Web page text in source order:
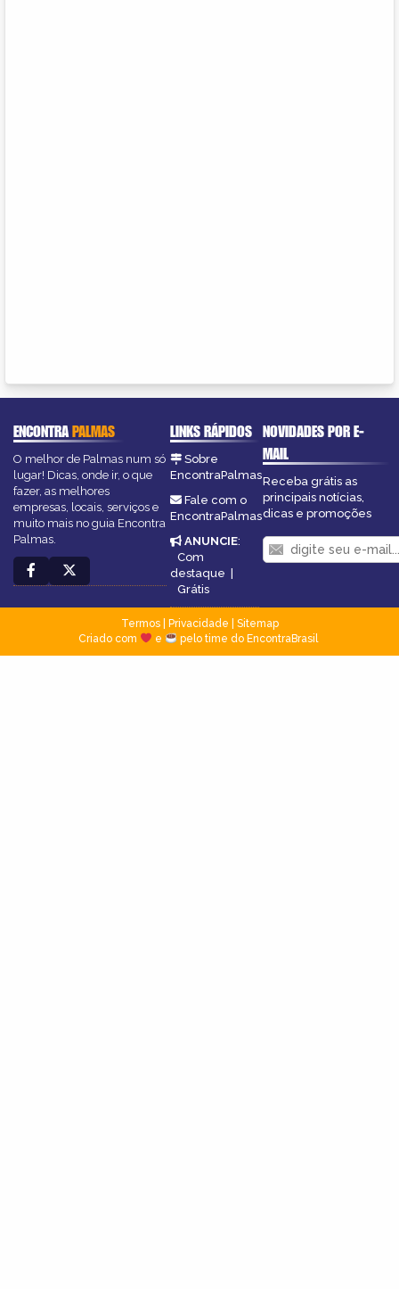
ENCONTRAPALMAS
O melhor de Palmas num só
lugar! Dicas, onde ir, o que
fazer, as melhores
empresas, locais, serviços e
muito mais no guia Encontra
Palmas.
LINKS RÁPIDOS
Sobre
EncontraPalmas
Fale com o
EncontraPalmas
ANUNCIE:
Com
destaque |
Grátis
NOVIDADES POR E-
MAIL
Receba grátis as
principais notícias,
dicas e promoções
Termos| Privacidade
Sitemap
Criado com
e pelo time do EncontraBrasil